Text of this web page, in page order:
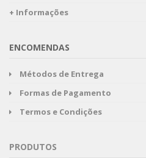
+ Informações
ENCOMENDAS
Métodos de Entrega
Formas de Pagamento
Termos e Condições
PRODUTOS